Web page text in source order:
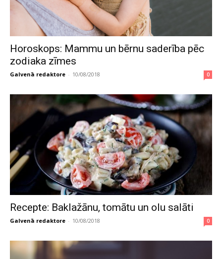
Horoskops: Mammu un bērnu saderība pēc
zodiaka zīmes
Galvenā redaktore - 10/08/2018 0
Recepte: Baklažānu, tomātu un olu salāti
Galvenā redaktore - 10/08/2018 0